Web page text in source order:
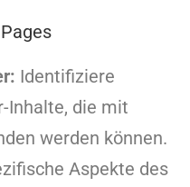
Identifiziere
Inhalte, die mit
werden können.
Aspekte des